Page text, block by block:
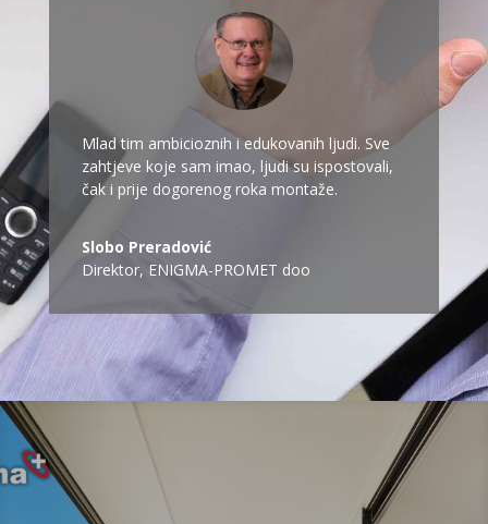
Mlad tim ambicioznih i edukovanih ljudi. Sve
zahtjeve koje sam imao, ljudi su ispostovali,
čak i prije dogorenog roka montaže.
Slobo Preradović
Direktor, ENIGMA-PROMET doo